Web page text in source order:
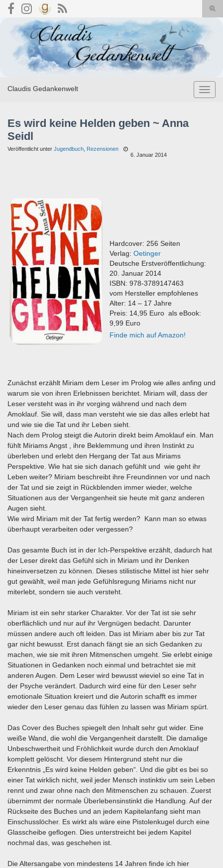
Search for:
Claudis Gedankenwelt
Es wird keine Helden geben ~ Anna
Seidl
Veröffentlicht unter Jugendbuch Rezensionen
6. Januar 2014
Hardcover: 256 Seiten
Verlag: Oetinger
Deutsche Erstveröffentlichung:
20. Januar 2014
ISBN: 978-3789147463
vom Hersteller empfohlenes
Alter: 14 – 17 Jahre
Preis: 14,95 Euro als eBook:
9,99 Euro
Finde mich auf Amazon!
Zunächst erzählt Miriam dem Leser im Prolog wie alles anfing und
warum sie von ihren Erlebnissen berichtet. Miriam will, dass der
Leser versteht was in ihr vorging während und nach dem
Amoklauf. Sie will, dass man versteht wie sie das alles erlebt hat
und wie sie die Tat und ihr Leben sieht.
Nach dem Prolog steigt die Autorin direkt beim Amoklauf ein. Man
fühlt Miriams Angst , ihre Beklemmung und ihren Instinkt zu
überleben und erlebt den Hergang der Tat aus Miriams
Perspektive. Wie hat sie sich danach gefühlt und wie geht ihr
Leben weiter? Miriam beschreibt ihre Freundinnen vor und nach
der Tat und sie zeigt in Rückblenden immer wieder, welche
Situationen aus der Vergangenheit sie heute mit ganz anderen
Augen sieht.
Wie wird Miriam mit der Tat fertig werden? Kann man so etwas
überhaupt verarbeiten oder vergessen?
Das gesamte Buch ist in der Ich-Perspektive erzählt, dadurch hat
der Leser direkt das Gefühl sich in Miriam und ihr Denken
hineinversetzen zu können. Dieses stilistische Mittel ist hier sehr
gut gewählt, weil man jede Gefühlsregung Miriams nicht nur
miterlebt, sondern sie auch versteht.
Miriam ist ein sehr starker Charakter. Vor der Tat ist sie sehr
oberflächlich und nur auf ihr Vergnügen bedacht. Darunter
müssen andere auch oft leiden. Das ist Miriam aber bis zur Tat
gar nicht bewusst. Erst danach fängt sie an sich Gedanken zu
machen, wie sie mit ihren Mitmenschen umgeht. Sie erlebt einige
Situationen in Gedanken noch einmal und betrachtet sie mit
anderen Augen. Dem Leser wird bewusst wieviel so eine Tat in
der Psyche verändert. Dadurch wird eine für den Leser sehr
emotionale Situation kreiert und die Autorin schafft es immer
wieder den Leser genau das fühlen zu lassen was Miriam spürt.
Das Cover des Buches spiegelt den Inhalt sehr gut wider. Eine
weiße Wand, die wohl die Vergangenheit darstellt. Die damalige
Unbeschwertheit und Fröhlichkeit wurde durch den Amoklauf
komplett gelöscht. Vor diesem Hintergrund steht nur die
Erkenntnis „Es wird keine Helden geben“. Und die gibt es bei so
einer Tat wirklich nicht, weil jeder Mensch instinktiv um sein Leben
rennt und zwar ohne nach den Mitmenschen zu schauen. Zuerst
übernimmt der normale Überlebensinstinkt die Handlung. Auf der
Rückseite des Buches und an jedem Kapitelanfang sieht man
Einschusslöcher. Es wirkt als wäre eine Pistolenkugel durch eine
Glasscheibe geflogen. Dies unterstreicht bei jedem Kapitel
nochmal das, was geschehen ist.
Die Altersangabe von mindestens 14 Jahren finde ich hier